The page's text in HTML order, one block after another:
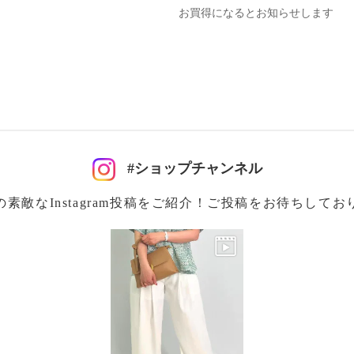
お買得になるとお知らせします
#ショップチャンネル
素敵なInstagram投稿をご紹介！ご投稿をお待ちしてお